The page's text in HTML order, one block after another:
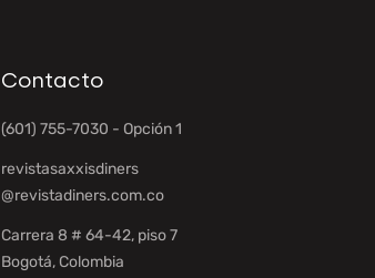
Contacto
(601) 755-7030 - Opción 1
revistasaxxisdiners
@revistadiners.com.co
Carrera 8 # 64-42, piso 7
Bogotá, Colombia